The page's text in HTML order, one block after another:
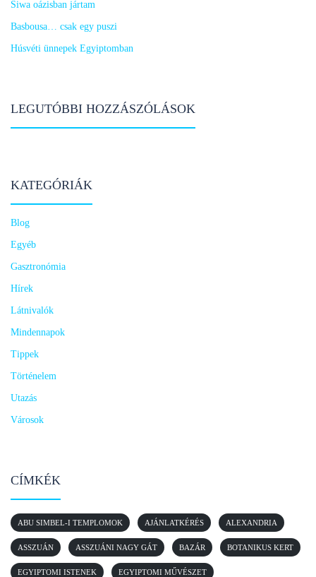
Siwa oázisban jártam
Basbousa… csak egy puszi
Húsvéti ünnepek Egyiptomban
LEGUTÓBBI HOZZÁSZÓLÁSOK
KATEGÓRIÁK
Blog
Egyéb
Gasztronómia
Hírek
Látnivalók
Mindennapok
Tippek
Történelem
Utazás
Városok
CÍMKÉK
ABU SIMBEL-I TEMPLOMOK AJÁNLATKÉRÉS ALEXANDRIA
ASSZUÁN ASSZUÁNI NAGY GÁT BAZÁR BOTANIKUS KERT
EGYIPTOMI ISTENEK EGYIPTOMI MŰVÉSZET